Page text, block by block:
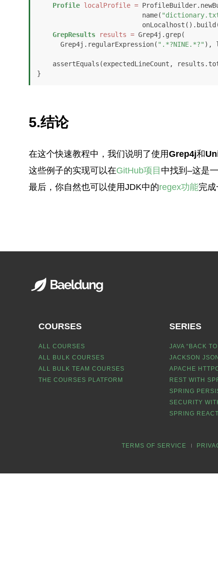
Profile localProfile =
                           name(
GrepResults
results = Grep4j.grep(
      Grep4j.regularExpression(
".*?NINE.*?" ),
}
5.结论
在这个快速教程中，我们说明了使用Grep4j和
这些例子的实现可以在GitHub项目 中找到–这是
最后，你自然也可以使用JDK中的regex功能完成
COURSES
ALL COURSES
ALL BULK COURSES
ALL BULK TEAM COURSES
THE COURSES PLATFORM
SERIES
JAVA “BACK
JACKSON
APACHE
REST WITH
SPRING
SECURITY
SPRING
TERMS OF SERVICE